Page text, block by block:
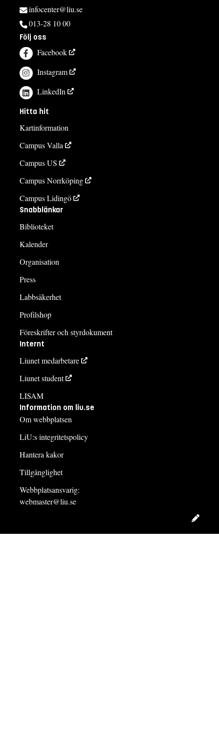
infocenter@liu.se
013-28 10 00
Följ oss
Facebook
Instagram
LinkedIn
Hitta hit
Kartinformation
Campus Valla
Campus US
Campus Norrköping
Campus Lidingö
Snabblänkar
Biblioteket
Kalender
Organisation
Press
Labbsäkerhet
Profilshop
Föreskrifter och styrdokument
Internt
Liunet medarbetare
Liunet student
LISAM
Information om liu.se
Om webbplatsen
LiU:s integritetspolicy
Hantera kakor
Tillgänglighet
Webbplatsansvarig:
webmaster@liu.se